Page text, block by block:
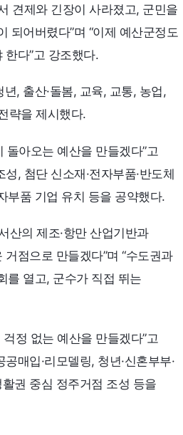
견제와 긴장이 사라졌고, 군민을
되어버렸다”며 “이제 예산군정도
다”고 강조했다.
, 출산·돌봄, 교육, 교통, 농업,
략을 제시했다.
아오는 예산을 만들겠다”고
, 첨단 신소재·전자부품·반도체
부품 기업 유치 등을 공약했다.
산의 제조·항만 산업기반과
점으로 만들겠다”며 “수도권과
를 열고, 군수가 직접 뛰는
정 없는 예산을 만들겠다”고
매입·리모델링, 청년·신혼부부·
권 중심 정주거점 조성 등을